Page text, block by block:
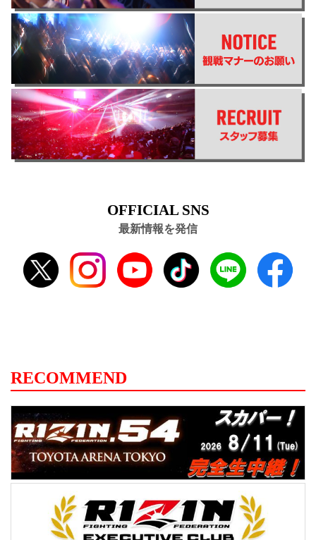
OFFICIAL SNS
最新情報を発信
RECOMMEND